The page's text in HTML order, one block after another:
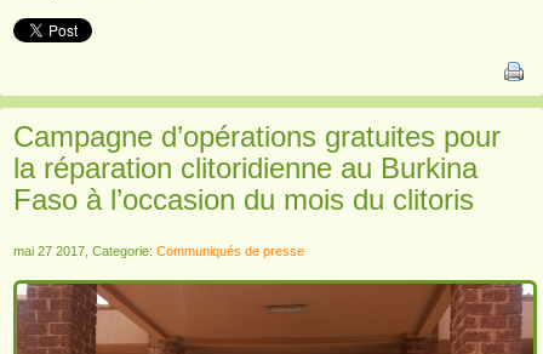
Campagne d’opérations gratuites pour
la réparation clitoridienne au Burkina
Faso à l’occasion du mois du clitoris
mai 27 2017, Categorie: Communiqués de presse